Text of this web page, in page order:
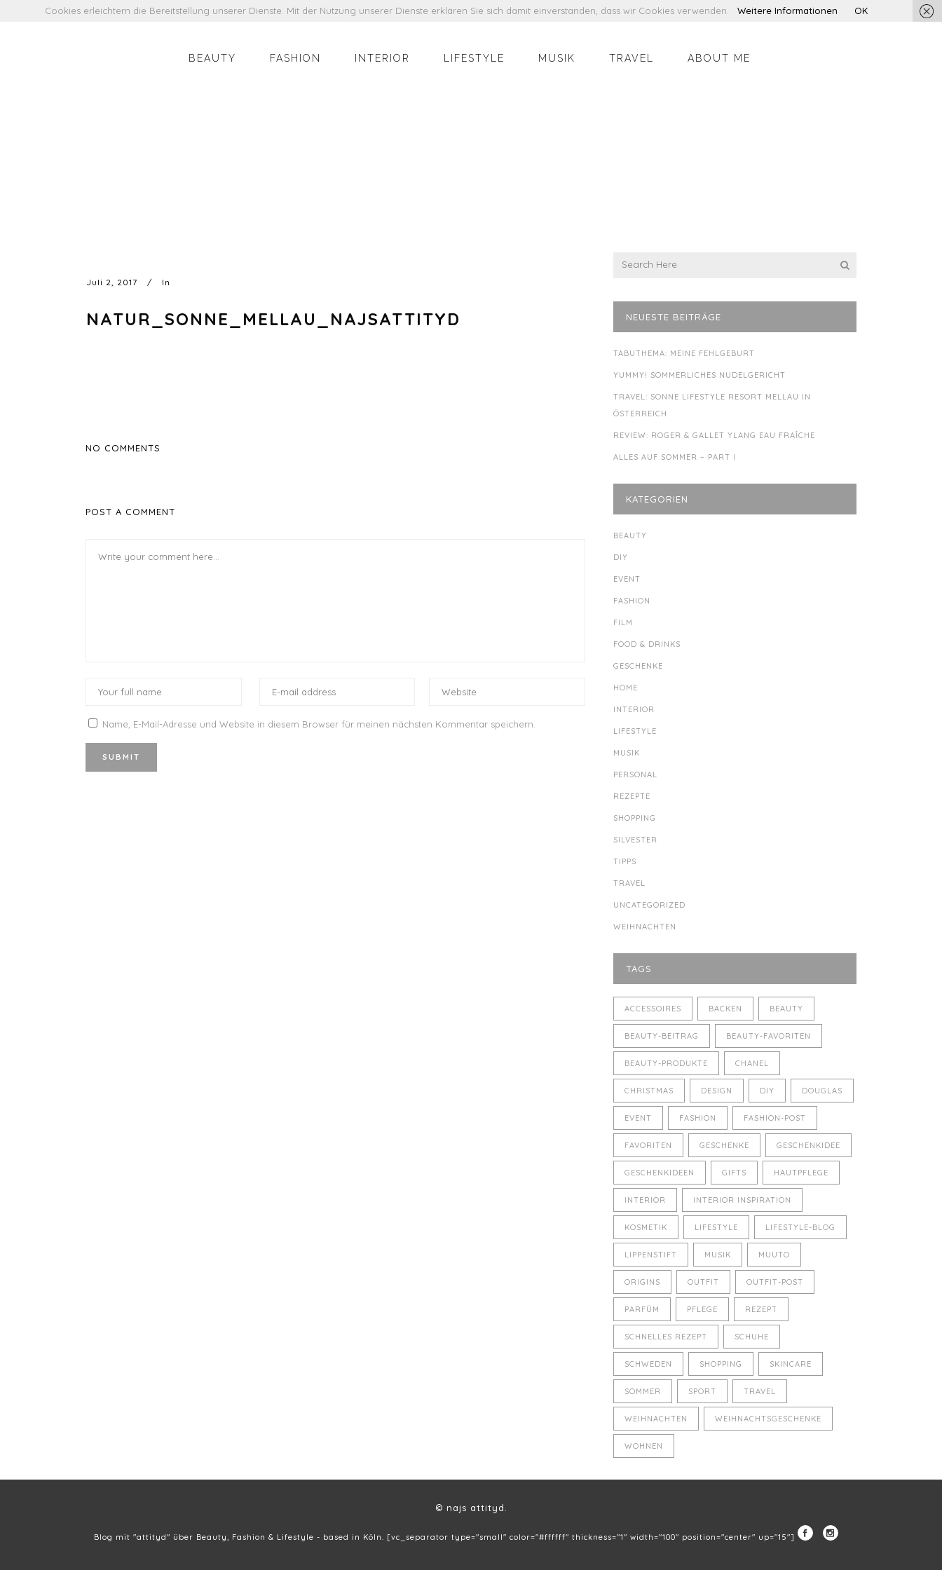
BEAUTY FASHION INTERIOR LIFESTYLE MUSIK TRAVEL ABOUT ME
Juli 2, 2017 In
NATUR_SONNE_MELLAU_NAJSATTITYD
NO COMMENTS
POST A COMMENT
Name, E-Mail-Adresse und Website in diesem Browser für meinen nächsten Kommentar speichern.
NEUESTE BEITRÄGE
TABUTHEMA: MEINE FEHLGEBURT
YUMMY! SOMMERLICHES NUDELGERICHT
TRAVEL: SONNE LIFESTYLE RESORT MELLAU IN
ÖSTERREICH
REVIEW: ROGER & GALLET YLANG EAU FRAÎCHE
ALLES AUF SOMMER – PART I
KATEGORIEN
BEAUTY
DIY
EVENT
FASHION
FILM
FOOD & DRINKS
GESCHENKE
HOME
INTERIOR
LIFESTYLE
MUSIK
PERSONAL
REZEPTE
SHOPPING
SILVESTER
TIPPS
TRAVEL
UNCATEGORIZED
WEIHNACHTEN
TAGS
ACCESSOIRES BACKEN BEAUTY
BEAUTY-BEITRAG BEAUTY-FAVORITEN
BEAUTY-PRODUKTE CHANEL
CHRISTMAS DESIGN DIY DOUGLAS
EVENT FASHION FASHION-POST
FAVORITEN GESCHENKE GESCHENKIDEE
GESCHENKIDEEN GIFTS HAUTPFLEGE
INTERIOR INTERIOR INSPIRATION
KOSMETIK LIFESTYLE LIFESTYLE-BLOG
LIPPENSTIFT MUSIK MUUTO
ORIGINS OUTFIT OUTFIT-POST
PARFÜM PFLEGE REZEPT
SCHNELLES REZEPT SCHUHE
SCHWEDEN SHOPPING SKINCARE
SOMMER SPORT TRAVEL
WEIHNACHTEN WEIHNACHTSGESCHENKE
WOHNEN
© najs attityd.
Blog mit "attityd" über Beauty, Fashion & Lifestyle - based in Köln. [vc_separator type="small" color="#ffffff" thickness="1" width="100" position="center" up="15"]
Cookies erleichtern die Bereitstellung unserer Dienste. Mit der Nutzung unserer Dienste erklären Sie sich damit einverstanden, dass wir Cookies verwenden. Weitere Informationen OK